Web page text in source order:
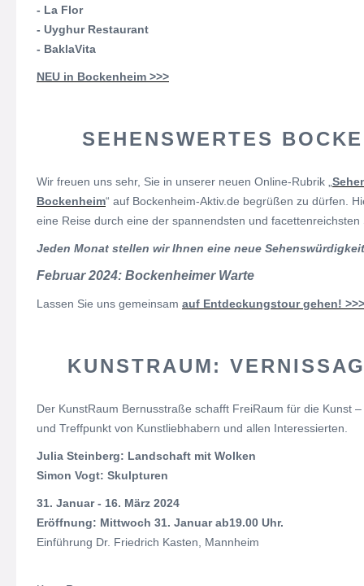
- La Flor
- Uyghur Restaurant
- BaklaVita
NEU in Bockenheim >>>
SEHENSWERTES
Wir freuen uns sehr, Sie in unserer neuen Online-Rubrik „
Bockenheim“ auf Bockenheim-Aktiv.de begrüßen zu dürfen.
eine Reise durch eine der spannendsten und
Jeden Monat stellen wir Ihnen eine neue
Februar 2024: Bockenheimer Warte
Lassen Sie uns gemeinsam auf Entdeckungstourgehen!
KUNSTRAUM:
Der KunstRaum Bernusstraße schafft FreiRaum für die Kunst
und Treffpunkt von Kunstliebhabern und allen Interessierten.
Julia Steinberg: Landschaft mit Wolken
Simon Vogt: Skulpturen
31. Januar - 16. März 2024
Eröffnung: Mittwoch 31. Januar ab19.00 Uhr.
Einführung Dr. Friedrich Kasten, Mannheim